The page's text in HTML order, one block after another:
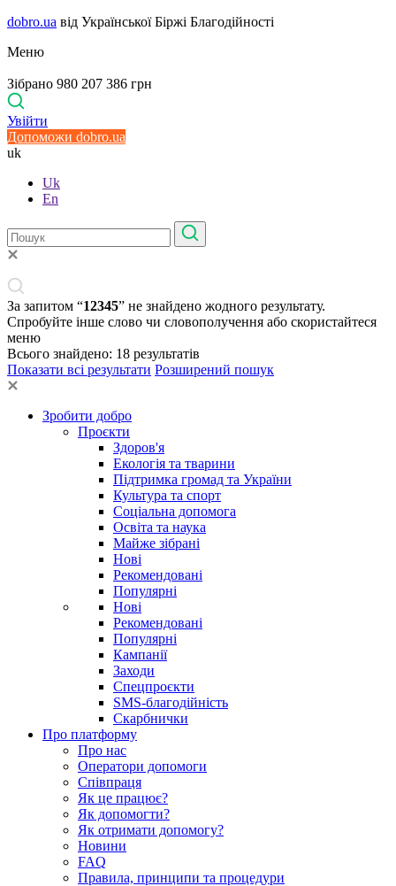
dobro.ua від Української Біржі Благодійності
Меню
Зібрано 980 207 386 грн
Увійти
Допоможи dobro.ua
uk
Uk
En
За запитом “12345” не знайдено жодного результату.
Спробуйте інше слово чи словополучення або скористайтеся
меню
Всього знайдено: 18 результатів
Показати всі результати Розширений пошук
Зробити добро
Проєкти
Здоров'я
Екологія та тварини
Підтримка громад та України
Культура та спорт
Соціальна допомога
Освіта та наука
Майже зібрані
Нові
Рекомендовані
Популярні
Нові
Рекомендовані
Популярні
Кампанії
Заходи
Спецпроєкти
SMS-благодійність
Скарбнички
Про платформу
Про нас
Оператори допомоги
Співпраця
Як це працює?
Як допомогти?
Як отримати допомогу?
Новини
FAQ
Правила, принципи та процедури